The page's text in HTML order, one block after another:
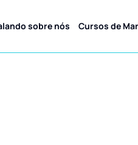
sobre nós Cursos de